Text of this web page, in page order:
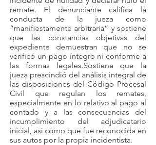
remate. El denunciante califica la
conducta de la jueza como
“manifiestamente arbitraria” y sostiene
que las constancias objetivas del
expediente demuestran que no se
verificó un pago íntegro ni conforme a
las formas legales.Sostiene que la
jueza prescindió del análisis integral de
las disposiciones del Código Procesal
Civil que regulan los remates,
especialmente en lo relativo al pago al
contado y a las consecuencias del
incumplimiento del adjudicatario
inicial, así como que fue reconocida en
sus autos por la propia incidentista.